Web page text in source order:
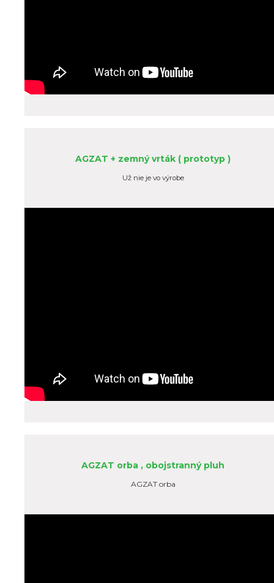
AGZAT + zemný vrták ( prototyp )
Už nie je vo výrobe
AGZAT orba , obojstranný pluh
AGZAT orba